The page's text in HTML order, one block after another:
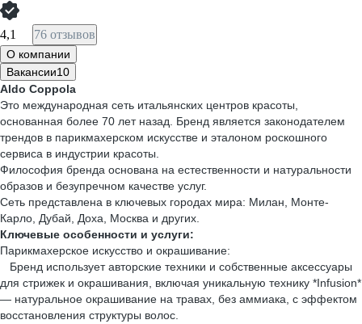
4,1 76 отзывов
О компании
Вакансии10
Aldo Coppola
Это международная сеть итальянских центров красоты,
основанная более 70 лет назад. Бренд является законодателем
трендов в парикмахерском искусстве и эталоном роскошного
сервиса в индустрии красоты.
Философия бренда основана на естественности и натуральности
образов и безупречном качестве услуг.
Сеть представлена в ключевых городах мира: Милан, Монте-
Карло, Дубай, Доха, Москва и других.
Ключевые особенности и услуги:
Парикмахерское искусство и окрашивание:
Бренд использует авторские техники и собственные аксессуары
для стрижек и окрашивания, включая уникальную технику *Infusion*
— натуральное окрашивание на травах, без аммиака, с эффектом
восстановления структуры волос.